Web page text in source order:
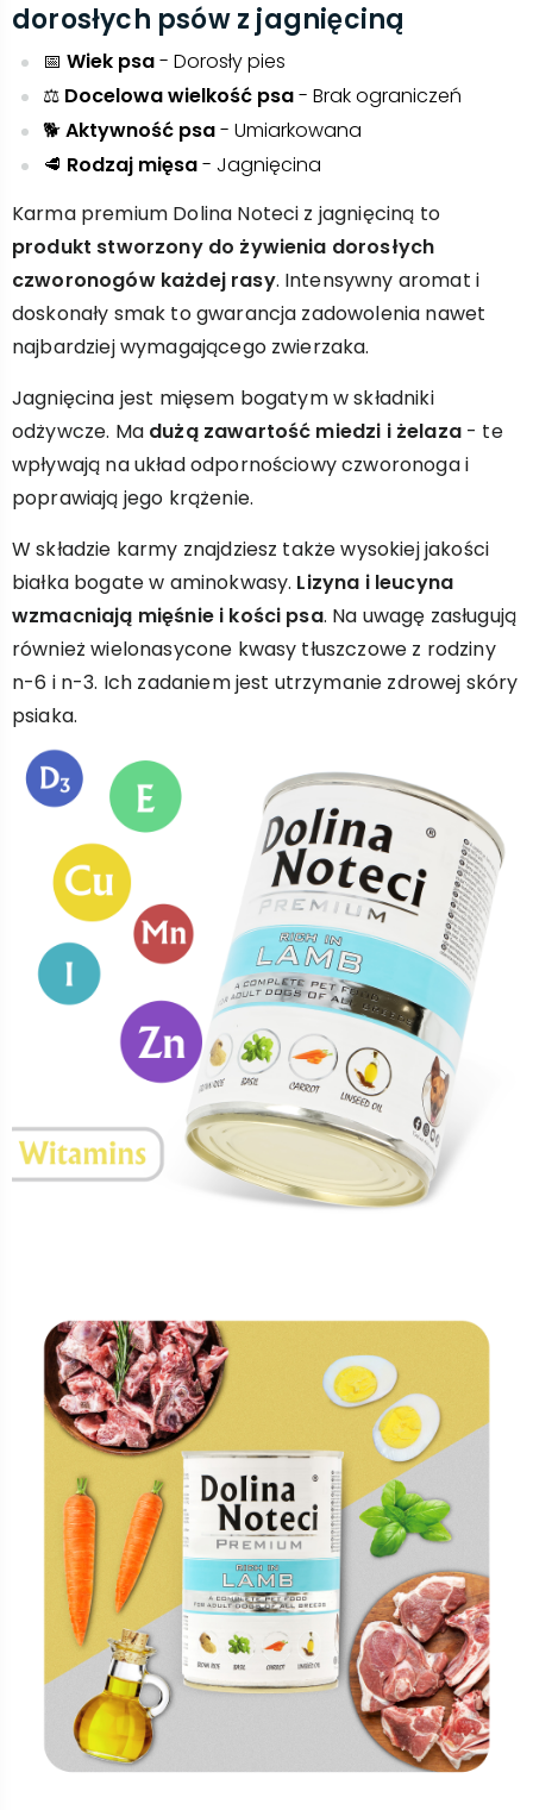
dorosłych psów z jagnięciną
📅 Wiek psa- Dorosły pies
⚖️ Docelowa wielkość psa- Brak ograniczeń
🐕Aktywność psa- Umiarkowana
🥩 Rodzaj mięsa- Jagnięcina
Karma premium Dolina Noteci z jagnięciną to
produkt stworzony do żywienia dorosłych
czworonogów każdej rasy. Intensywny aromat i
doskonały smak to gwarancja zadowolenia nawet
najbardziej wymagającego zwierzaka.
Jagnięcina jest mięsem bogatym w składniki
odżywcze. Ma dużą zawartość miedzi i żelaza- te
wpływają na układ odpornościowy czworonoga i
poprawiają jego krążenie.
W składzie karmy znajdziesz także wysokiej jakości
białka bogate w aminokwasy. Lizyna i leucyna
wzmacniają mięśnie i kości psa. Na uwagę zasługują
również wielonasycone kwasy tłuszczowe z rodziny
n-6 i n-3. Ich zadaniem jest utrzymanie zdrowej skóry
psiaka.